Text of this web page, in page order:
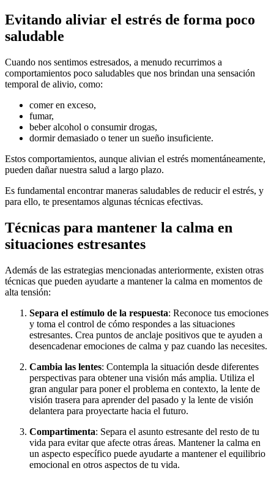
Evitando aliviar el estrés de forma poco
saludable
Cuando nos sentimos estresados, a menudo recurrimos a
comportamientos poco saludables que nos brindan una sensación
temporal de alivio, como:
comer en exceso,
fumar,
beber alcohol o consumir drogas,
dormir demasiado o tener un sueño insuficiente.
Estos comportamientos, aunque alivian el estrés momentáneamente,
pueden dañar nuestra salud a largo plazo.
Es fundamental encontrar maneras saludables de reducir el estrés, y
para ello, te presentamos algunas técnicas efectivas.
Técnicas para mantener la calma en
situaciones estresantes
Además de las estrategias mencionadas anteriormente, existen otras
técnicas que pueden ayudarte a mantener la calma en momentos de
alta tensión:
Separa el estímulo de la respuesta: Reconoce tus emociones
y toma el control de cómo respondes a las situaciones
estresantes. Crea puntos de anclaje positivos que te ayuden a
desencadenar emociones de calma y paz cuando las necesites.
Cambia las lentes: Contempla la situación desde diferentes
perspectivas para obtener una visión más amplia. Utiliza el
gran angular para poner el problema en contexto, la lente de
visión trasera para aprender del pasado y la lente de visión
delantera para proyectarte hacia el futuro.
Compartimenta: Separa el asunto estresante del resto de tu
vida para evitar que afecte otras áreas. Mantener la calma en
un aspecto específico puede ayudarte a mantener el equilibrio
emocional en otros aspectos de tu vida.